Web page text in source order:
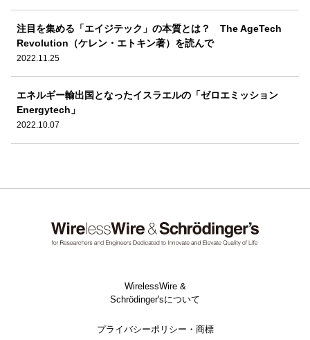
注目を集める「エイジテック」の本質とは？ The AgeTech
Revolution（ケレン・エトキン著）を読んで
2022.11.25
エネルギー輸出国となったイスラエルの「ゼロエミッション
Energytech」
2022.10.07
WirelessWire &
Schrödinger'sについて
プライバシーポリシー・商標